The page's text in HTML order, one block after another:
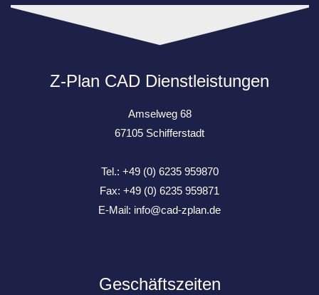
Z-Plan CAD Dienstleistungen
Amselweg 68
67105 Schifferstadt
Tel.: +49 (0) 6235 959870
Fax: +49 (0) 6235 959871
E-Mail: info@cad-zplan.de
Geschäftszeiten